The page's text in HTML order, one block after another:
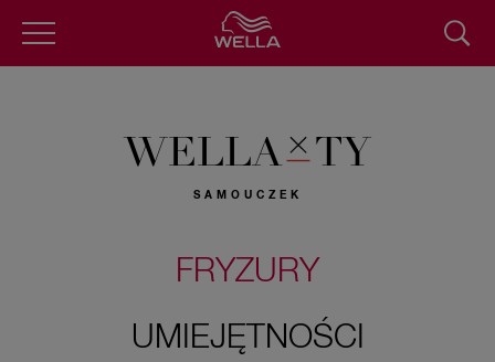
WELLA TY
SAMOUCZEK
FRYZURY
UMIEJĘTNOŚCI